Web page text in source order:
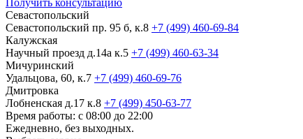
Получить консультацию
Севастопольский
Севастопольский пр. 95 б, к.8 +7 (499) 460-69-84
Калужская
Научный проезд д.14а к.5 +7 (499) 460-63-34
Мичуринский
Удальцова, 60, к.7 +7 (499) 460-69-76
Дмитровка
Лобненская д.17 к.8 +7 (499) 450-63-77
Время работы: с 08:00 до 22:00
Ежедневно, без выходных.